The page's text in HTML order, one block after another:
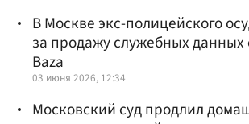
В Москве экс-полицейского
за продажу служебных данных
Baza
03 июня 2026, 12:34
Московский суд продлил